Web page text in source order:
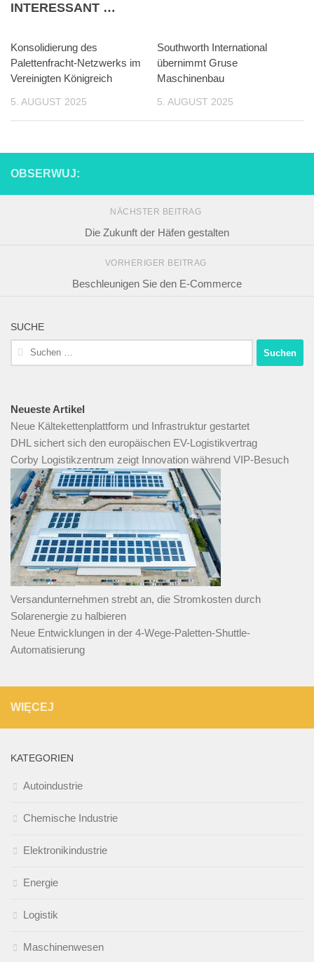
INTERESSANT …
Konsolidierung des
Palettenfracht-Netzwerks im
Vereinigten Königreich
5. AUGUST 2025
Southworth International
übernimmt Gruse
Maschinenbau
5. AUGUST 2025
OBSERWUJ:
NÄCHSTER BEITRAG
Die Zukunft der Häfen gestalten
VORHERIGER BEITRAG
Beschleunigen Sie den E-Commerce
SUCHE
Suchen
nach:
Neueste Artikel
Neue Kältekettenplattform und Infrastruktur gestartet
DHL sichert sich den europäischen EV-Logistikvertrag
Corby Logistikzentrum zeigt Innovation während VIP-Besuch
Versandunternehmen strebt an, die Stromkosten durch
Solarenergie zu halbieren
Neue Entwicklungen in der 4-Wege-Paletten-Shuttle-
Automatisierung
WIĘCEJ
KATEGORIEN
Autoindustrie
Chemische Industrie
Elektronikindustrie
Energie
Logistik
Maschinenwesen